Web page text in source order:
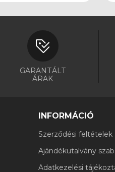
GARANTÁLT
ÁRAK
INFORMÁCIÓ
Szerződési feltételek
Ajándékutalvány
Adatkezelési